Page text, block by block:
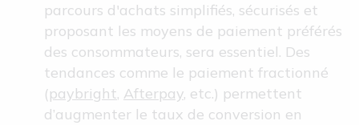
parcours d'achats simplifiés, sécurisés et
proposant les moyens de paiement préférés
des consommateurs, sera essentiel. Des
tendances comme le paiement fractionné
(paybright, Afterpay, etc.) permettent
d’augmenter le taux de conversion en